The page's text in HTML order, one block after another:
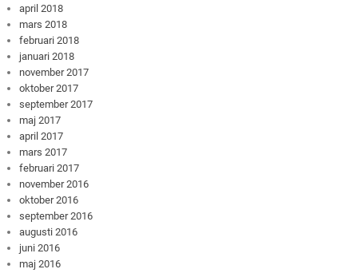
april 2018
mars 2018
februari 2018
januari 2018
november 2017
oktober 2017
september 2017
maj 2017
april 2017
mars 2017
februari 2017
november 2016
oktober 2016
september 2016
augusti 2016
juni 2016
maj 2016